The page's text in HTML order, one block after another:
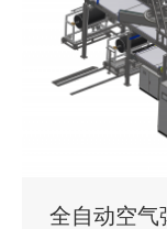
全自动空气